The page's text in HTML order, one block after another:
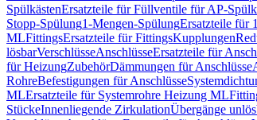
SpülkästenErsatzteile für Füllventile für AP-
Stopp-Spülung1-Mengen-SpülungErsatzteile für
MLFittingsErsatzteile für FittingsKupplungen
lösbarVerschlüsseAnschlüsseErsatzteile für
für HeizungZubehörDämmungen für Anschlüsse
RohreBefestigungen für Anschlüsse
MLErsatzteile für Systemrohre Heizung ML
StückeInnenliegende ZirkulationÜbergänge